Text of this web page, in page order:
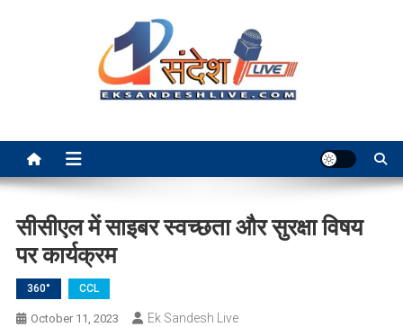
सीसीएल में साइबर स्वच्छता और सुरक्षा विषय
पर कार्यक्रम
360° CCL
October 11, 2023 Ek Sandesh Live